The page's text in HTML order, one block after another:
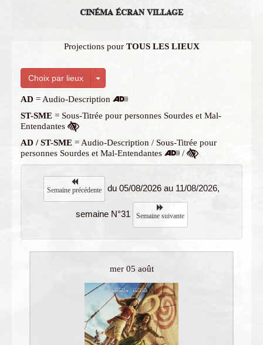
CINÉMA ÉCRAN VILLAGE